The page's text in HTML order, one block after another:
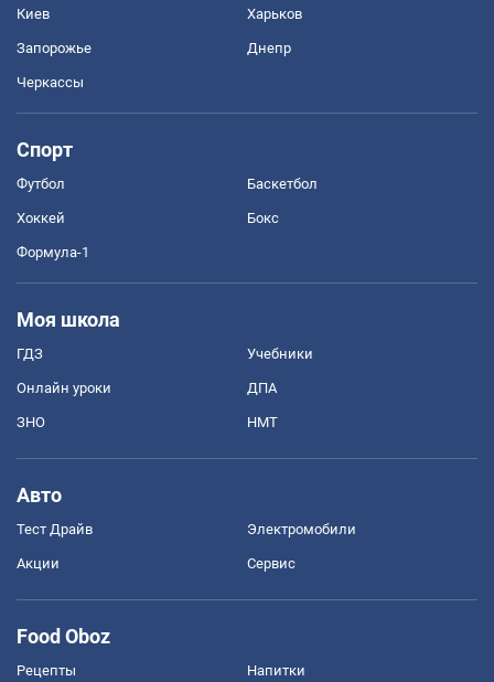
Киев Харьков
Запорожье Днепр
Черкассы
Спорт
Футбол Баскетбол
Хоккей Бокс
Формула-1
Моя школа
ГДЗ Учебники
Онлайн уроки ДПА
ЗНО НМТ
Авто
Тест Драйв Электромобили
Акции Сервис
Food Oboz
Рецепты Напитки